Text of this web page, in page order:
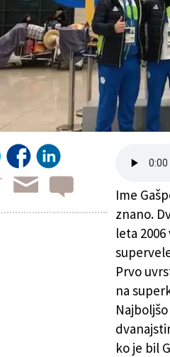
mladinski svetovni podprvak je
Ime
znano.
leta
Prvo
na
ko je bil